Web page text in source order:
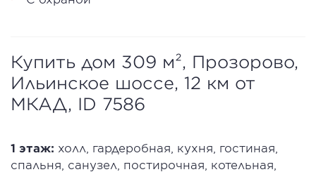
Купить дом 309 м², Прозорово,
Ильинское шоссе, 12 км от
МКАД, ID 7586
1 этаж: холл, гардеробная, кухня, гостиная,
спальня, санузел, постирочная, котельная,